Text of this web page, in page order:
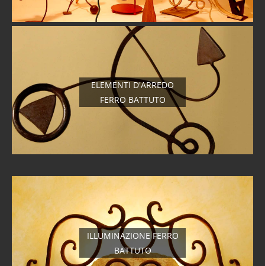
ELEMENTI D'ARREDO
FERRO BATTUTO
ILLUMINAZIONE FERRO
BATTUTO